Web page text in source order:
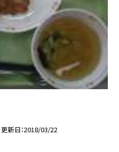
更新日 2018/03/22